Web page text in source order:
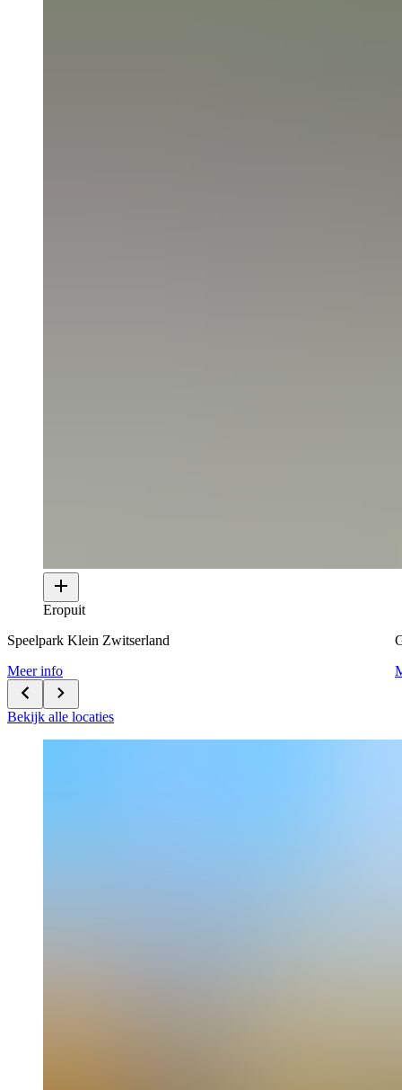
Eropuit
Speelpark Klein Zwitserland
Meer info
Bekijk alle locaties